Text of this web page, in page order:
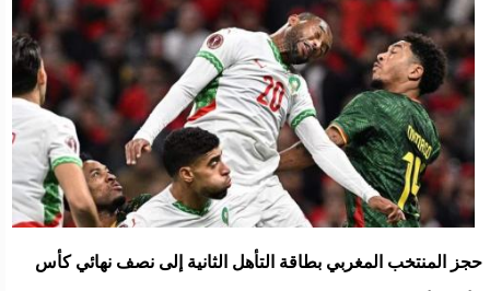
حجز المنتخب المغربي بطاقة التأهل الثانية إلى نصف نهائي كأس